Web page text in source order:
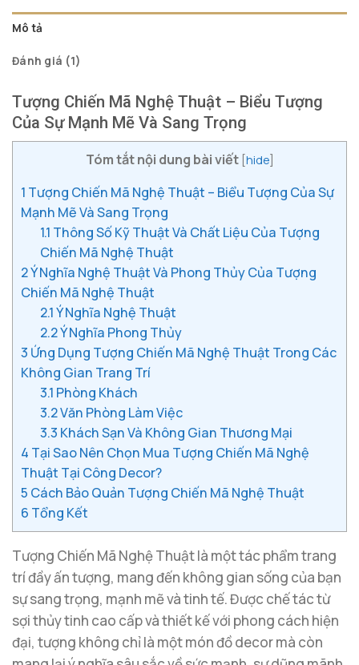
Mô tả
Đánh giá (1)
Tượng Chiến Mã Nghệ Thuật – Biểu Tượng
Của Sự Mạnh Mẽ Và Sang Trọng
Tóm tắt nội dung bài viết [hide]
1 Tượng Chiến Mã Nghệ Thuật – Biểu Tượng Của Sự
Mạnh Mẽ Và Sang Trọng
1.1 Thông Số Kỹ Thuật Và Chất Liệu Của Tượng
Chiến Mã Nghệ Thuật
2Ý Nghĩa Nghệ Thuật Và Phong Thủy Của Tượng
Chiến Mã Nghệ Thuật
2.1Ý Nghĩa Nghệ Thuật
2.2Ý Nghĩa Phong Thủy
3 Ứng Dụng Tượng Chiến Mã Nghệ Thuật Trong Các
Không Gian Trang Trí
3.1 Phòng Khách
3.2Văn Phòng Làm Việc
3.3 Khách Sạn Và Không Gian Thương Mại
4 Tại Sao Nên Chọn Mua Tượng Chiến Mã Nghệ
Thuật Tại Công Decor?
5 Cách Bảo Quản Tượng Chiến Mã Nghệ Thuật
6 Tổng Kết
Tượng Chiến Mã Nghệ Thuật là một tác phẩm trang
trí đầy ấn tượng, mang đến không gian sống của bạn
sự sang trọng, mạnh mẽ và tinh tế. Được chế tác từ
sợi thủy tinh cao cấp và thiết kế với phong cách hiện
đại, tượng không chỉ là một món đồ decor mà còn